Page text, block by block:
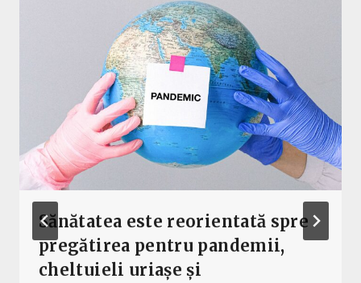
Sănătatea este reorientată spre
pregătirea pentru pandemii,
cheltuieli uriașe și